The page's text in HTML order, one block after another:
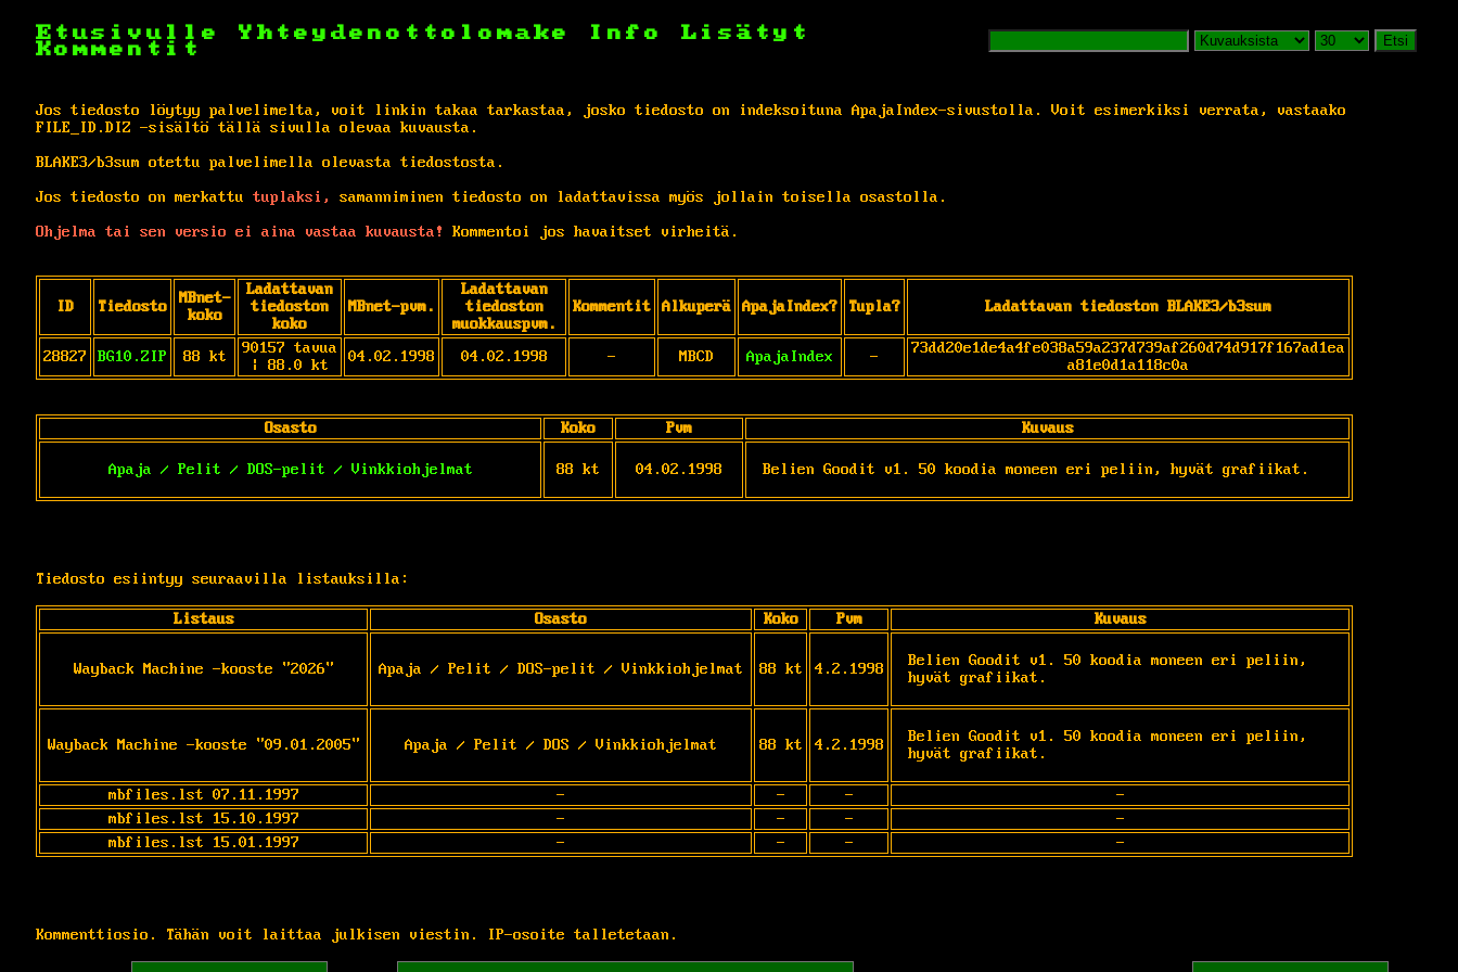
Etusivulle Yhteydenottolomake Info
Lisätyt
Kommentit
Etsi
Jos tiedosto löytyy palvelimelta, voit linkin takaa tarkastaa, josko tiedosto on indeksoituna ApajaIndex-sivustolla. Voit esimerkiksi verrata, vastaako
FILE_ID.DIZ -sisältö tällä sivulla olevaa kuvausta.
BLAKE3/b3sum otettu palvelimella olevasta tiedostosta.
Jos tiedosto on merkattu tuplaksi,
samanniminen tiedosto on ladattavissa myös jollain toisella osastolla.
Ohjelma tai sen versio ei aina vastaa kuvausta!
Kommentoi jos havaitset virheitä.
ID Tiedosto
MBnet-
koko
Ladattavan
tiedoston
koko
MBnet-pvm.
Ladattavan
tiedoston
muokkauspvm.
Kommentit Alkuperä ApajaIndex? Tupla? Ladattavan tiedoston BLAKE3/b3sum
28827 BG10.ZIP 88 kt
90157 tavua
| 88.0 kt
04.02.1998 04.02.1998 - MBCD ApajaIndex -
73dd20e1de4a4fe038a59a237d739af260d74d917f167ad1ea
a81e0d1a118c0a
Osasto Koko Pvm Kuvaus
Apaja / Pelit / DOS-pelit / Vinkkiohjelmat 88 kt 04.02.1998 Belien Goodit v1. 50 koodia moneen eri peliin, hyvät grafiikat.
Tiedosto esiintyy seuraavilla listauksilla:
Listaus Osasto Koko Pvm Kuvaus
Wayback Machine -kooste "2026" Apaja / Pelit / DOS-pelit / Vinkkiohjelmat 88 kt 4.2.1998
Belien Goodit v1. 50 koodia moneen eri peliin,
hyvät grafiikat.
Wayback Machine -kooste "09.01.2005" Apaja / Pelit / DOS / Vinkkiohjelmat 88 kt 4.2.1998
Belien Goodit v1. 50 koodia moneen eri peliin,
hyvät grafiikat.
mbfiles.lst 07.11.1997 - - -
-
mbfiles.lst 15.10.1997
- - -
-
mbfiles.lst 15.01.1997
- - - -
Kommenttiosio. Tähän voit laittaa julkisen viestin. IP-osoite talletetaan.